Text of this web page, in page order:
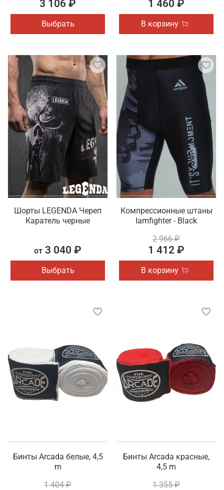
3 106 ₽
Выбрать
1 460 ₽
В корзину
Шорты LEGENDA Череп
Каратель черные
от 3 040 ₽
Выбрать
Компрессионные штаны
Iamfighter - Black
2 966 ₽
1 412 ₽
В корзину
Бинты Arcada белые, 4,5
m
1 404 ₽
Бинты Arcada красные,
4,5 m
1 355 ₽